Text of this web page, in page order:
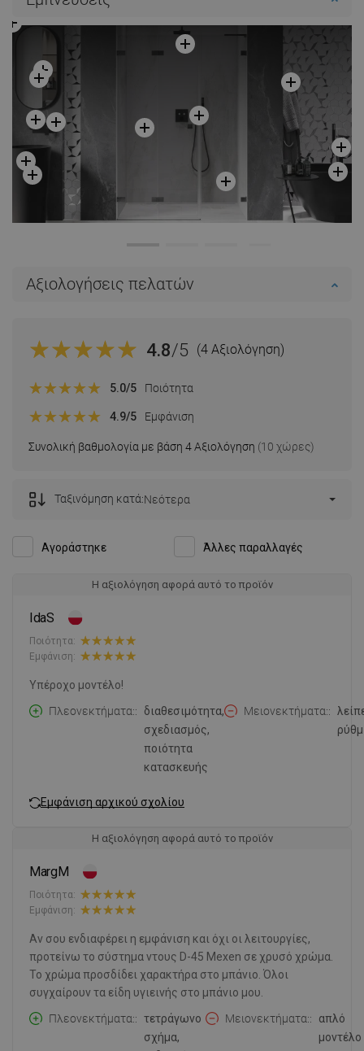
Αξιολογήσεις πελατών
4.8/5 (4 Αξιολόγηση)
Συνολική βαθμολογία με βάση 4 Αξιολόγηση (10 χώρες)
5.0/5 Ποιότητα
4.9/5 Εμφάνιση
Αγοράστηκε Άλλες παραλλαγές
Ταξινόμηση κατά:Νεότερα
Η αξιολόγηση αφορά αυτό το προϊόν
IdaS
Ποιότητα:
Εμφάνιση:
Υπέροχο μοντέλο!
Πλεονεκτήματα:
διαθεσιμότητα,
σχεδιασμός,
ποιότητα
κατασκευής
Μειονεκτήματα:
Εμφάνιση αρχικού σχολίου
Η αξιολόγηση αφορά αυτό το προϊόν
MargM
Ποιότητα:
Εμφάνιση:
Αν σου ενδιαφέρει η εμφάνιση και όχι οι λειτουργίες,
προτείνω το σύστημα ντους D-45 Mexen σε χρυσό χρώμα.
Το χρώμα προσδίδει χαρακτήρα στο μπάνιο. Όλοι
συγχαίρουν τα είδη υγιεινής στο μπάνιο μου.
Πλεονεκτήματα:
τετράγωνο
σχήμα,
Μειονεκτήματα:
απλό
μοντέλο